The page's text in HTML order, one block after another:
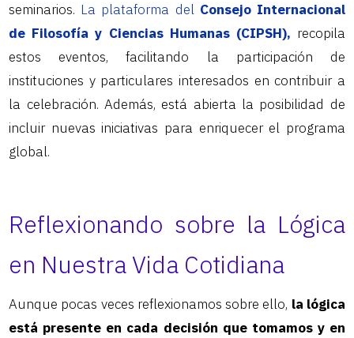
seminarios. La plataforma del Consejo Internacional
de Filosofía y Ciencias Humanas (CIPSH), recopila
estos eventos, facilitando la participación de
instituciones y particulares interesados en contribuir a
la celebración. Además, está abierta la posibilidad de
incluir nuevas iniciativas para enriquecer el programa
global.
Reflexionando sobre la Lógica
en Nuestra Vida Cotidiana
Aunque pocas veces reflexionamos sobre ello, la lógica
está presente en cada decisión que tomamos y en